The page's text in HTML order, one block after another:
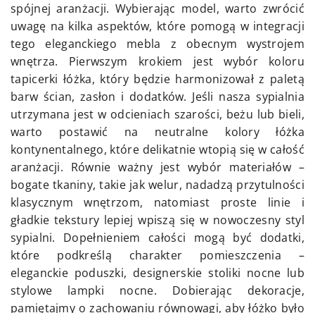
spójnej aranżacji. Wybierając model, warto zwrócić
uwagę na kilka aspektów, które pomogą w integracji
tego eleganckiego mebla z obecnym wystrojem
wnętrza. Pierwszym krokiem jest wybór koloru
tapicerki łóżka, który będzie harmonizował z paletą
barw ścian, zasłon i dodatków. Jeśli nasza sypialnia
utrzymana jest w odcieniach szarości, beżu lub bieli,
warto postawić na neutralne kolory łóżka
kontynentalnego, które delikatnie wtopią się w całość
aranżacji. Równie ważny jest wybór materiałów –
bogate tkaniny, takie jak welur, nadadzą przytulności
klasycznym wnętrzom, natomiast proste linie i
gładkie tekstury lepiej wpiszą się w nowoczesny styl
sypialni. Dopełnieniem całości mogą być dodatki,
które podkreślą charakter pomieszczenia –
eleganckie poduszki, designerskie stoliki nocne lub
stylowe lampki nocne. Dobierając dekoracje,
pamiętajmy o zachowaniu równowagi, aby łóżko było